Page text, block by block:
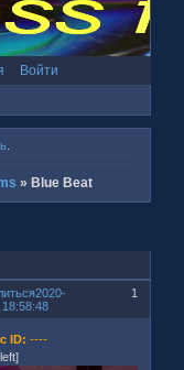
Войти
.
» Blue Beat
1
2020-
ID: ----